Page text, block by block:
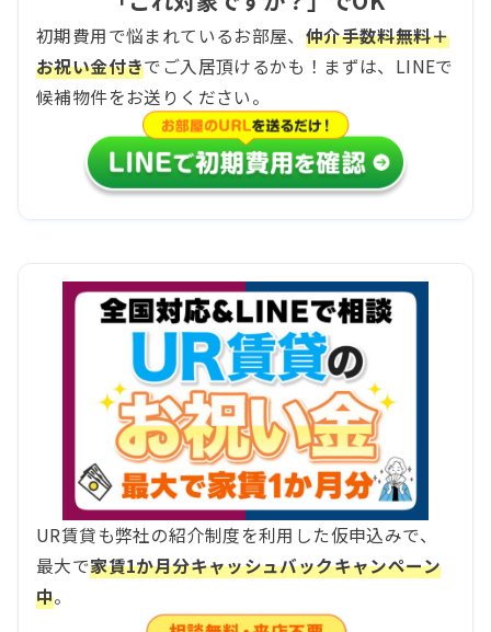
初期費用で悩まれているお部屋、 仲介手数料無料＋
お祝い金付きでご入居頂けるかも！まずは、LINEで
候補物件をお送りください。
UR賃貸も弊社の紹介制度を利用した仮申込みで、
最大で家賃1か月分キャッシュバックキャンペーン
中。